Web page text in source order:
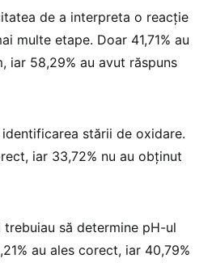
de a interpreta o reacție
multe etape. Doar 41,71% au
iar 58,29% au avut răspuns
stării de oxidare.
iar 33,72% nu au obținut
să determine pH-ul
au ales corect, iar 40,79%